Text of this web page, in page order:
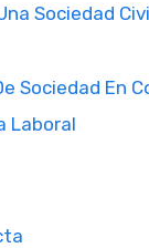
Sociedad
Sociedad En
Laboral